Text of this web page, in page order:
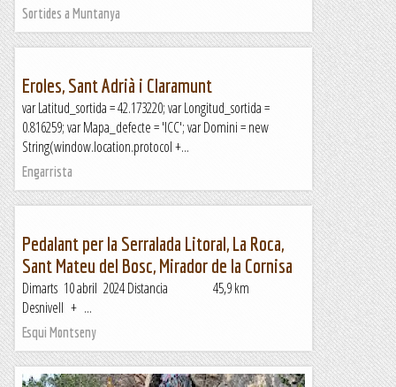
Sortides a Muntanya
Eroles, Sant Adrià i Claramunt
var Latitud_sortida = 42.173220; var Longitud_sortida =
0.816259; var Mapa_defecte = 'ICC'; var Domini = new
String(window.location.protocol +...
Engarrista
Pedalant per la Serralada Litoral, La Roca,
Sant Mateu del Bosc, Mirador de la Cornisa
Dimarts 10 abril 2024 Distancia 45,9 km
Desnivell + ...
Esqui Montseny